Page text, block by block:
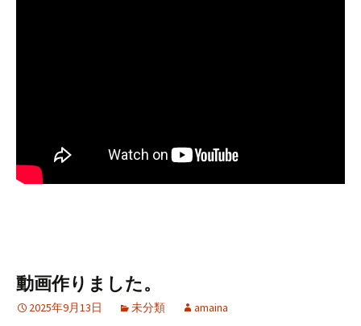
動画作りました。
2025年9月13日 未分類 amaina